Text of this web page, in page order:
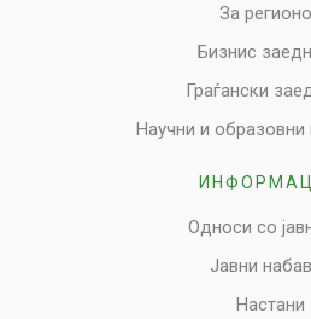
За
Бизнис
Граѓански
Научни и образовни
Односи со
Јавни
Настани